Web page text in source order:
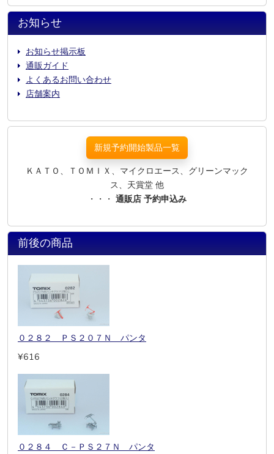
お知らせ
お知らせ掲示板
通販ガイド
よくあるお問い合わせ
店舗案内
新規予約開始製品一覧
ＫＡＴＯ、ＴＯＭＩＸ、マイクロエース、グリーンマック
ス、天賞堂 他
・・・ 通販店 予約申込み
前後の商品
０２８２ ＰＳ２０７Ｎ パンタ
¥616
０２８４ Ｃ－ＰＳ２７Ｎ パンタ